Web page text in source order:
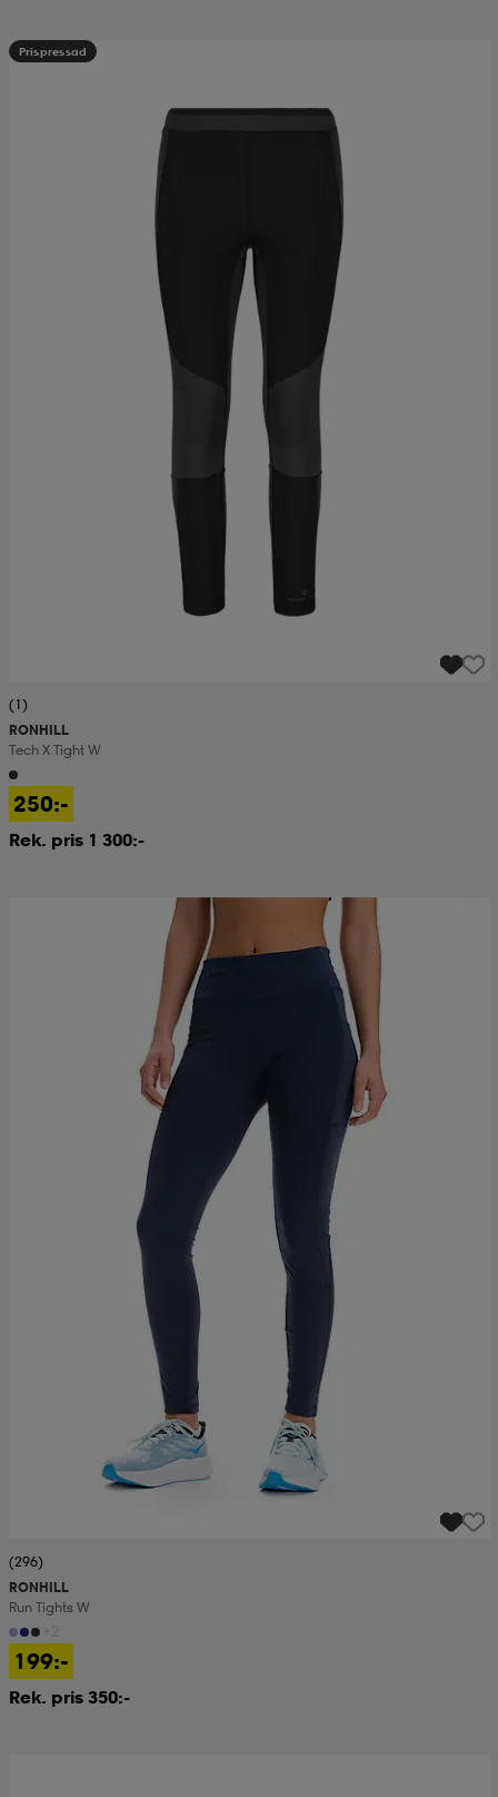
Prispressad
(1)
RONHILL
Tech X Tight W
250:-
Rek. pris 1 300:-
(296)
RONHILL
Run Tights W
199:-
Rek. pris 350:-